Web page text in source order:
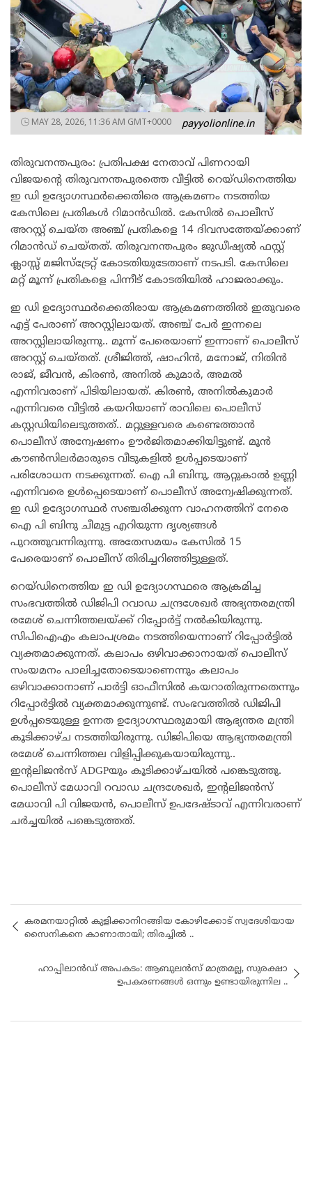
MAY 28, 2026, 11:36 AM GMT+0000 payyolionline.in
തിരുവനന്തപുരം: പ്രതിപക്ഷ നേതാവ് പിണറായി
വിജയൻ്റെ തിരുവനന്തപുരത്തെ വീട്ടിൽ റെയ്ഡിനെത്തിയ
ഇ ഡി ഉദ്യോ​ഗസ്ഥ‍ർക്കെതിരെ ആക്രമണം നടത്തിയ
കേസിലെ പ്രതികൾ റിമാൻഡിൽ. കേസിൽ പൊലീസ്
അറസ്റ്റ് ചെയ്ത അഞ്ച് പ്രതികളെ 14 ദിവസത്തേയ്ക്കാണ്
റിമാൻഡ് ചെയ്തത്. തിരുവനന്തപുരം ജുഡീഷ്യൽ ഫസ്റ്റ്
ക്ലാസ്സ് മജിസ്‌ട്രേറ്റ് കോടതിയുടേതാണ് നടപടി. കേസിലെ
മറ്റ് മൂന്ന് പ്രതികളെ പിന്നീട് കോടതിയിൽ ഹാജരാക്കും.
ഇ ഡി ഉദ്യോസ്ഥർക്കെതിരായ ആക്രമണത്തിൽ ഇതുവരെ
എട്ട് പേരാണ് അറസ്റ്റിലായത്. അഞ്ച് പേർ ഇന്നലെ
അറസ്റ്റിലായിരുന്നു.. മൂന്ന് പേരെയാണ് ഇന്നാണ് പൊലീസ്
അറസ്റ്റ് ചെയ്തത്. ശ്രീജിത്ത്, ഷാഹിൻ, മനോജ്, നിതിൻ
രാജ്, ജീവൻ, കിരൺ, അനിൽ കുമാർ, അമൽ
എന്നിവരാണ് പിടിയിലായത്. കിരൺ, അനിൽകുമാർ
എന്നിവരെ വീട്ടിൽ കയറിയാണ് രാവിലെ പൊലീസ്
കസ്റ്റഡിയിലെടുത്തത്.. മറ്റുള്ളവരെ കണ്ടെത്താൻ
പൊലീസ് അന്വേഷണം ഊർജിതമാക്കിയിട്ടുണ്ട്. മൂൻ
കൗൺസിലർമാരുടെ വീടുകളിൽ ഉൾപ്പടെയാണ്
പരിശോധന നടക്കുന്നത്. ഐ പി ബിനു, ആറ്റുകാൽ ഉണ്ണി
എന്നിവരെ ഉൾപ്പെടെയാണ് പൊലീസ് അന്വേഷിക്കുന്നത്.
ഇ ഡി ഉദ്യോഗസ്ഥർ സഞ്ചരിക്കുന്ന വാഹനത്തിന് നേരെ
ഐ പി ബിനു ചീമുട്ട എറിയുന്ന ദൃശ്യങ്ങൾ
പുറത്തുവന്നിരുന്നു. അതേസമയം കേസിൽ 15
പേരെയാണ് പൊലീസ് തിരിച്ചറിഞ്ഞിട്ടുള്ളത്.
റെയ്ഡിനെത്തിയ ഇ ഡി ഉദ്യോഗസ്ഥരെ ആക്രമിച്ച
സംഭവത്തിൽ ഡിജിപി റവാഡ ചന്ദ്രശേഖർ അഭ്യന്തരമന്ത്രി
രമേശ് ചെന്നിത്തലയ്ക്ക് റിപ്പോർട്ട് നൽകിയിരുന്നു.
സിപിഐഎം കലാപശ്രമം നടത്തിയെന്നാണ് റിപ്പോർട്ടിൽ
വ്യക്തമാക്കുന്നത്. കലാപം ഒഴിവാക്കാനായത് പൊലീസ്
സംയമനം പാലിച്ചതോടെയാണെന്നും കലാപം
ഒഴിവാക്കാനാണ് പാർട്ടി ഓഫീസിൽ കയറാതിരുന്നതെന്നും
റിപ്പോർട്ടിൽ വ്യക്തമാക്കുന്നുണ്ട്. സംഭവത്തിൽ ഡിജിപി
ഉൾപ്പടെയുള്ള ഉന്നത ഉദ്യോഗസ്ഥരുമായി ആഭ്യന്തര മന്ത്രി
കൂടിക്കാഴ്ച നടത്തിയിരുന്നു. ഡിജിപിയെ ആഭ്യന്തരമന്ത്രി
രമേശ് ചെന്നിത്തല വിളിപ്പിക്കുകയായിരുന്നു..
ഇന്റലിജൻസ് ADGPയും കൂടിക്കാഴ്ചയിൽ പങ്കെടുത്തു.
പൊലീസ് മേധാവി റവാഡ ചന്ദ്രശേഖർ, ഇന്റലിജൻസ്
മേധാവി പി വിജയൻ, പൊലീസ് ഉപദേഷ്ടാവ് എന്നിവരാണ്
ചർച്ചയിൽ പങ്കെടുത്തത്.
കരമനയാറ്റിൽ കുളിക്കാനിറങ്ങിയ കോഴിക്കോട് സ്വദേശിയായ
സൈനികനെ കാണാതായി; തിരച്ചിൽ ..
ഹാപ്പിലാൻഡ് അപകടം: ആബുലൻസ് മാത്രമല്ല, സുരക്ഷാ
ഉപകരണങ്ങൾ ഒന്നും ഉണ്ടായിരുന്നില ..